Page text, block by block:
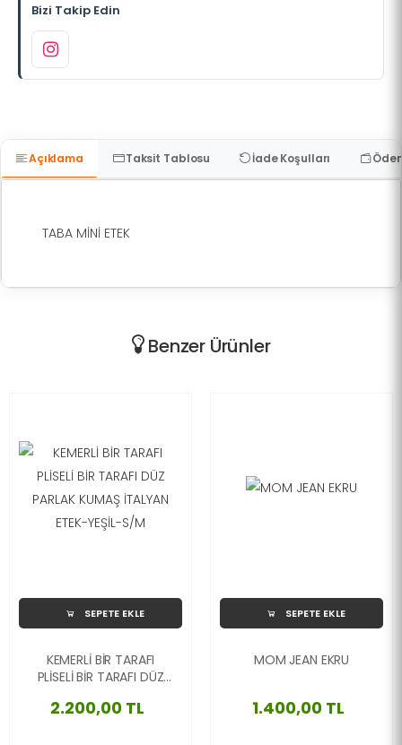
Bizi Takip Edin
Açıklama Taksit Tablosu İade Koşulları
TABA MİNİ ETEK
Benzer Ürünler
SEPETE EKLE
KEMERLİ BİR TARAFI
PLİSELİ BİR TARAFI DÜZ
ETEK-YEŞİL-S/M
2.200,00 TL
SEPETE EKLE
MOM JEAN EKRU
1.400,00 TL